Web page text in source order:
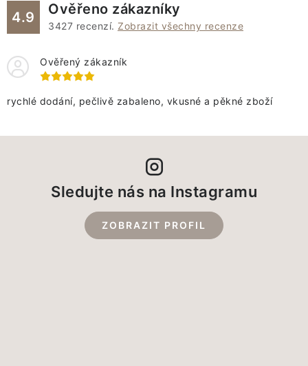
4.9 Ověřeno zákazníky
3427 recenzí. Zobrazit všechny recenze
Ověřený zákazník
rychlé dodání, pečlivě zabaleno, vkusné a pěkné zboží
Sledujte nás na Instagramu
ZOBRAZIT PROFIL